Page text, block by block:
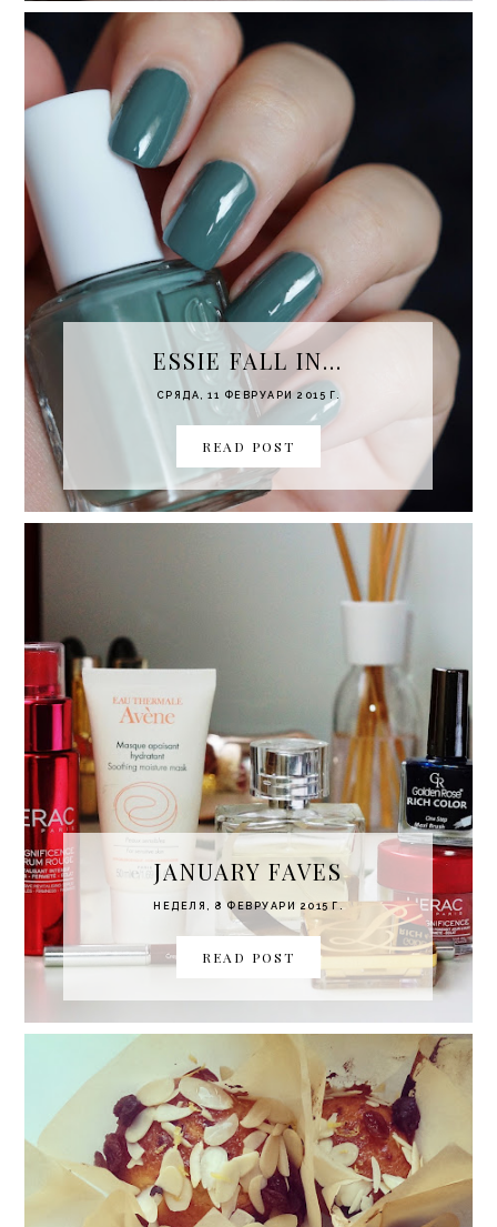
ESSIE FALL IN...
СРЯДА, 11 ФЕВРУАРИ 2015 Г.
READ POST
JANUARY FAVES
НЕДЕЛЯ, 8 ФЕВРУАРИ 2015 Г.
READ POST